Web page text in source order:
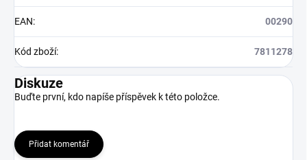
EAN: 00290
Kód zboží: 7811278
Diskuze
Buďte první, kdo napíše příspěvek k této položce.
Přidat komentář